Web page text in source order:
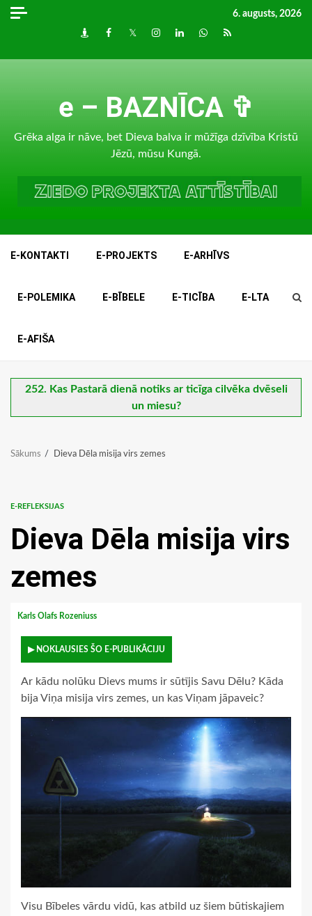
Skip
6. augusts, 2026
DraugiemFacebook
TwitterInstagram
LinkedInwhatsapp
RSS
e – BAZNĪCA ✞
Grēka alga ir nāve, bet Dieva balva ir mūžīga dzīvība Kristū
Jēzū, mūsu Kungā.
E-KONTAKTI E-PROJEKTS E-ARHĪVS
E-POLEMIKA E-BĪBELE E-TICĪBA E-LTA
E-AFIŠA
252. Kas Pastarā dienā notiks ar ticīga cilvēka dvēseli
un miesu?
Sākums Dieva Dēla misija virs zemes
E-REFLEKSIJAS
Dieva Dēla misija virs
zemes
Karls Olafs Rozeniuss
▶ NOKLAUSIES ŠO E-PUBLIKĀCIJU
Ar kādu nolūku Dievs mums ir sūtījis Savu Dēlu? Kāda
bija Viņa misija virs zemes, un kas Viņam jāpaveic?
Visu Bībeles vārdu vidū, kas atbild uz šiem būtiskajiem